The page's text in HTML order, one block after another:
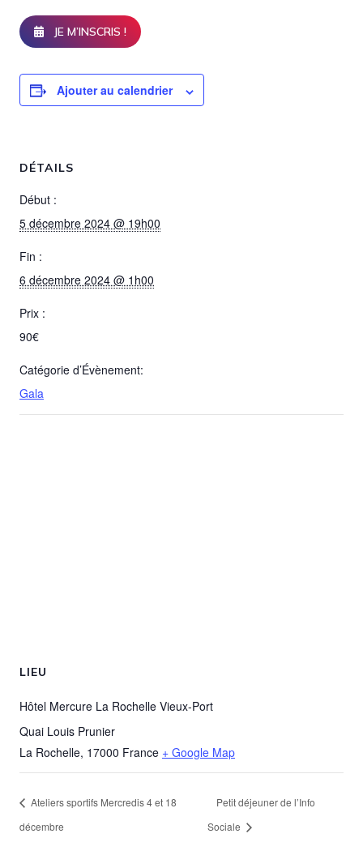
JE M’INSCRIS !
Ajouter au calendrier
DÉTAILS
Début :
5 décembre 2024 @ 19h00
Fin :
6 décembre 2024 @ 1h00
Prix :
90€
Catégorie d’Évènement:
Gala
LIEU
Hôtel Mercure La Rochelle Vieux-Port
Quai Louis Prunier
La Rochelle, 17000 France + Google Map
Ateliers sportifs Mercredis 4 et 18
décembre
Petit déjeuner de l’Info
Sociale